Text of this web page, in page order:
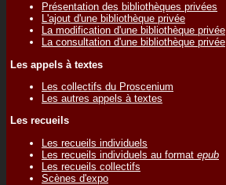
Présentation des bibliothèques privées
L'ajout d'une bibliothèque privée
La modification d'une bibliothèque privée
La consultation d'une bibliothèque privée
Les appels à textes
Les collectifs du Proscenium
Les autres appels à textes
Les recueils
Les recueils individuels
Les recueils individuels au format epub
Les recueils collectifs
Scènes d'expo